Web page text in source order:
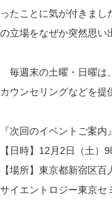
ったことに気が付きま
の立場をなぜか突然思い
毎週末の土曜・日曜は
カウンセリングなどを提
『次回のイベントご案内』
【日時】12月2日（土
【場所】東京都新宿区百
サイエントロジー東京セ